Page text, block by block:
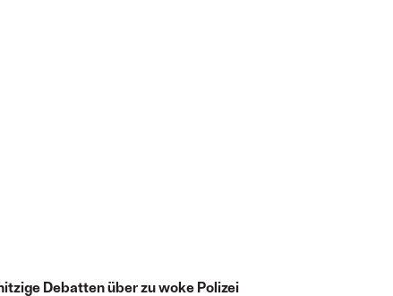
Debatten über zu woke Polizei